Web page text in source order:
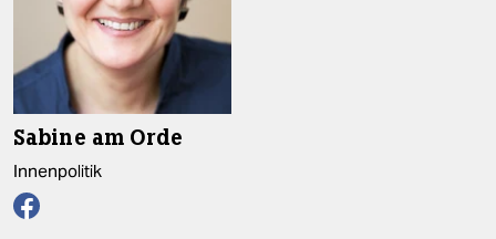
gesellschaft
kultur
sport
berlin
Sabine am Orde
Innenpolitik